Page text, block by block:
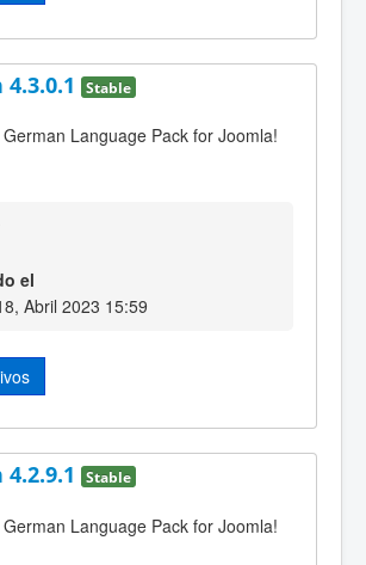
Stable
Language Pack for Joomla!
el
Abril 2023 15:59
Stable
Language Pack for Joomla!